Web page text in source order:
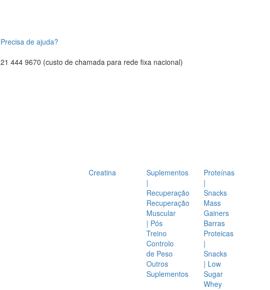
Precisa de ajuda?
21 444 9670 (custo de chamada para rede fixa nacional)
Creatina
Suplementos
|
Recuperação
Recuperação
Muscular
| Pós
Treino
Controlo
de Peso
Outros
Suplementos
Proteínas
|
Snacks
Mass
Gainers
Barras
Proteicas
|
Snacks
| Low
Sugar
Whey